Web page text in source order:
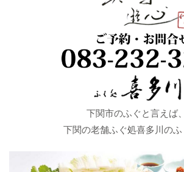
下関市のふぐと言えば、
下関の老舗ふぐ処喜多川のふ